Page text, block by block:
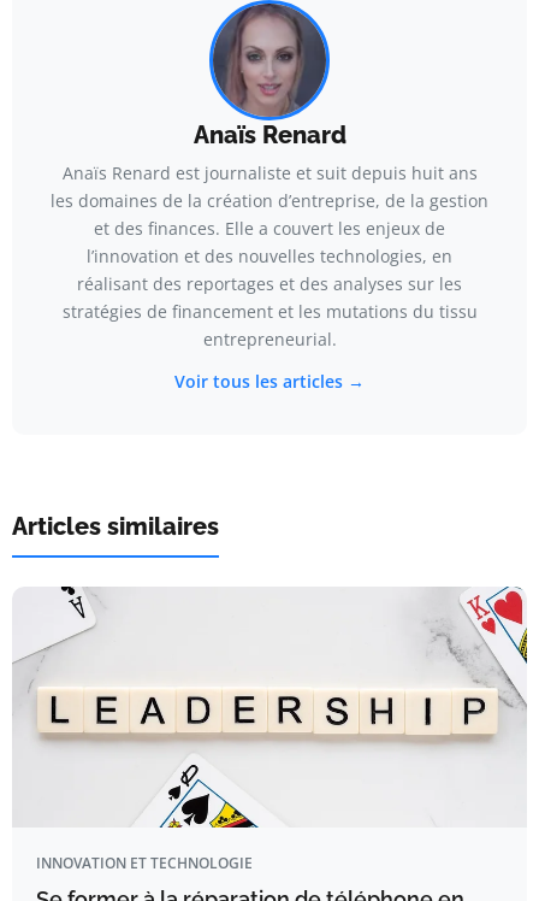
Anaïs Renard
Anaïs Renard est journaliste et suit depuis huit ans
les domaines de la création d’entreprise, de la gestion
et des finances. Elle a couvert les enjeux de
l’innovation et des nouvelles technologies, en
réalisant des reportages et des analyses sur les
stratégies de financement et les mutations du tissu
entrepreneurial.
Voir tous les articles →
Articles similaires
INNOVATION ET TECHNOLOGIE